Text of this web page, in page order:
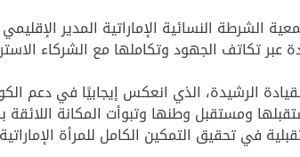
الشرطة النسائية الإماراتية المدير
تكاتف الجهود وتكاملها مع الشركاء
الرشيدة، الذي انعكس إيجابيًا في دعم
ومستقبل وطنها وتبوأت المكانة
في تحقيق التمكين الكامل للمرأة